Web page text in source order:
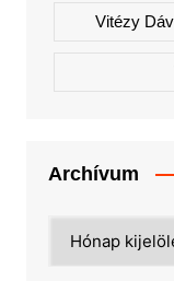
Vitézy
Archívum